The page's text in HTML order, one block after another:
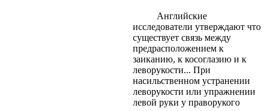
Английские
исследователи утверждают что
существует связь между
предрасположением к
заиканию, к косоглазию и к
леворукости... При
насильственном устранении
леворукости или упражнении
левой руки у праворукого